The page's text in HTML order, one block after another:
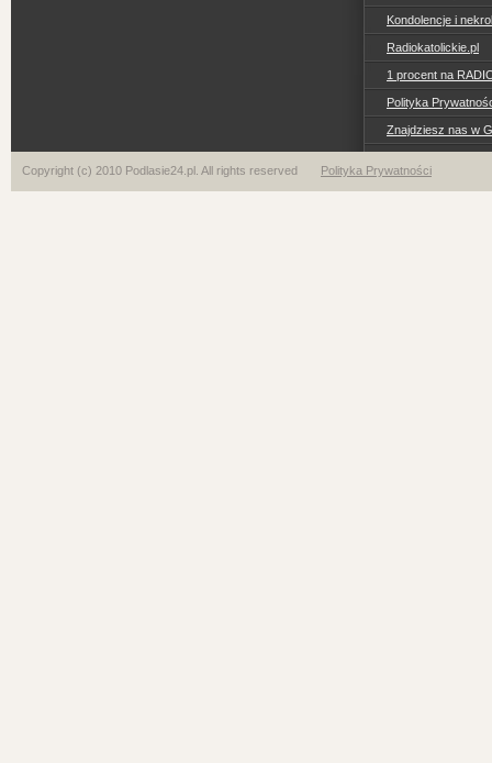
Kondolencje i
Radiokatolickie.pl
1 procent na
Polityka
Znajdziesz nas w
Copyright (c) 2010 Podlasie24.pl. All rights reserved Polityka Prywatności